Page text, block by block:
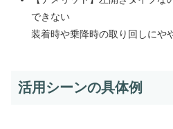
できない
装着時や乗降時の取り回しにや
活用シーンの具体例